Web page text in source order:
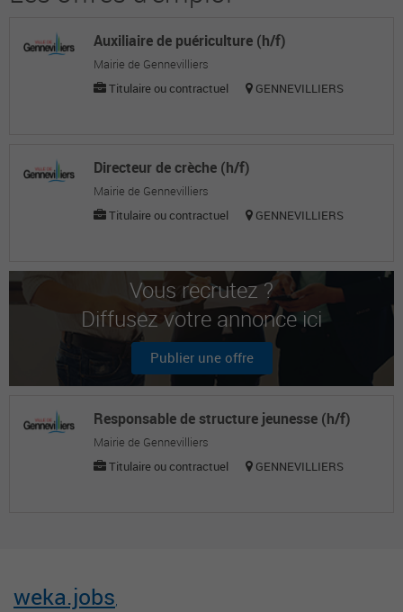
Auxiliaire de puériculture (h/f)
Mairie de Gennevilliers
Titulaire ou contractuel
GENNEVILLIERS
Directeur de crèche (h/f)
Mairie de Gennevilliers
Titulaire ou contractuel
GENNEVILLIERS
Vous recrutez ?
Diffusez votre annonce ici
Publier une offre
Responsable de structure jeunesse (h/f)
Mairie de Gennevilliers
Titulaire ou contractuel
GENNEVILLIERS
weka.jobs,